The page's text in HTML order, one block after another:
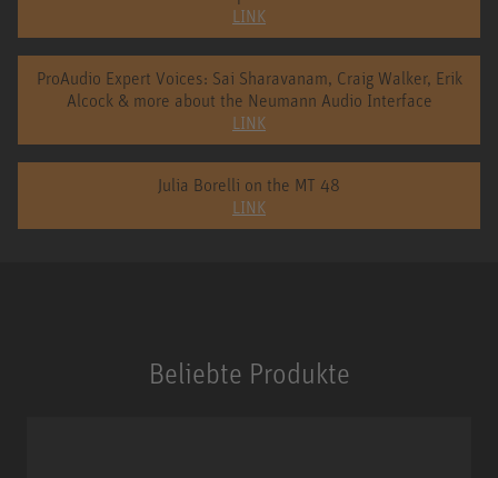
LINK
ProAudio Expert Voices: Sai Sharavanam, Craig Walker, Erik
Alcock & more about the Neumann Audio Interface
LINK
Julia Borelli on the MT 48
LINK
Beliebte Produkte